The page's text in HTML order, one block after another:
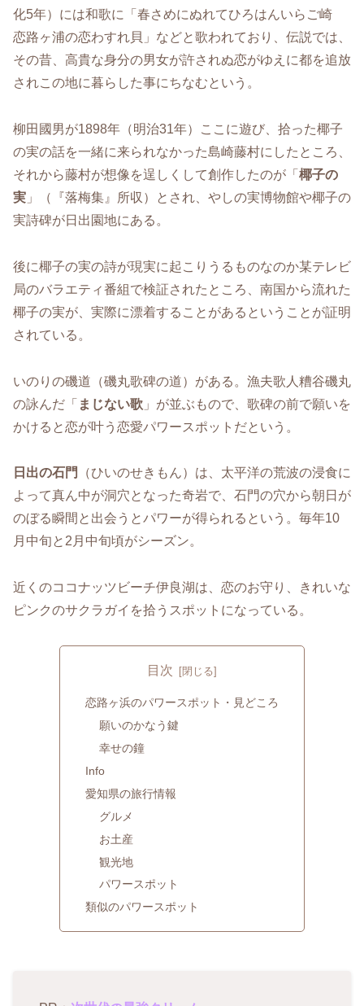
化5年）には和歌に「春さめにぬれてひろはんいらご崎
恋路ヶ浦の恋わすれ貝」などと歌われており、伝説では、
その昔、高貴な身分の男女が許されぬ恋がゆえに都を追放
されこの地に暮らした事にちなむという。
柳田國男が1898年（明治31年）ここに遊び、拾った椰子
の実の話を一緒に来られなかった島崎藤村にしたところ、
それから藤村が想像を逞しくして創作したのが「 椰子の
実 」（『落梅集』所収）とされ、やしの実博物館や椰子の
実詩碑が日出園地にある。
後に椰子の実の詩が現実に起こりうるものなのか某テレビ
局のバラエティ番組で検証されたところ、南国から流れた
椰子の実が、実際に漂着することがあるということが証明
されている。
いのりの磯道（磯丸歌碑の道）がある。漁夫歌人糟谷磯丸
の詠んだ「 まじない歌 」が並ぶもので、歌碑の前で願いを
かけると恋が叶う恋愛パワースポットだという。
日出の石門
（ひいのせきもん）は、太平洋の荒波の浸食に
よって真ん中が洞穴となった奇岩で、石門の穴から朝日が
のぼる瞬間と出会うとパワーが得られるという。毎年10
月中旬と2月中旬頃がシーズン。
近くのココナッツビーチ伊良湖は、恋のお守り、きれいな
ピンクのサクラガイを拾うスポットになっている。
目次
恋路ヶ浜のパワースポット・見どころ
願いのかなう鍵
幸せの鐘
Info
愛知県の旅行情報
グルメ
お土産
観光地
パワースポット
類似のパワースポット